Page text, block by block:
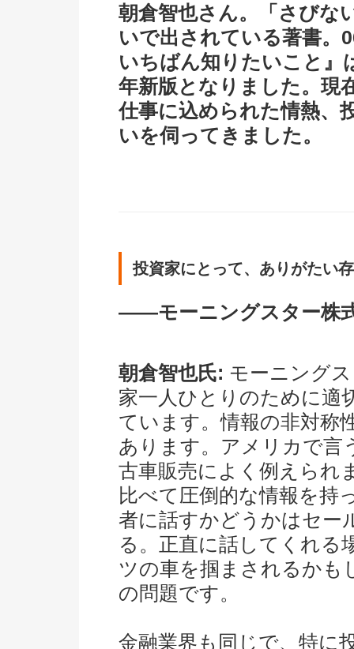
朝倉智也さん。「さびな
いで出されている著書。
いちばん知りたいこと』
年新版となりました。現
仕事に込められた情熱、
いを伺ってきました。
投資家にとって、ありがたい
――モーニングスター株
朝倉智也氏: モーニング
家一人ひとりのために適
ています。情報の非対称
あります。アメリカで言
古車販売によく例えられ
比べて圧倒的な情報を持
者に話すかどうかはセー
る。正直に話してくれる
ツの車を掴まされるかも
の問題です。
金融業界も同じで、特に